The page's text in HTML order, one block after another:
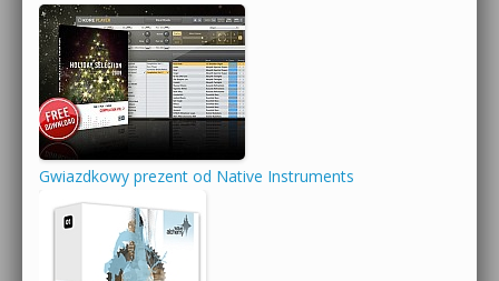
Gwiazdkowy prezent od Native Instruments